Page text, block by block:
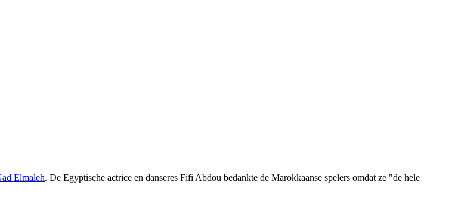
Elmaleh. De Egyptische actrice en danseres Fifi Abdou bedankte de Marokkaanse spelers omdat ze "de hele